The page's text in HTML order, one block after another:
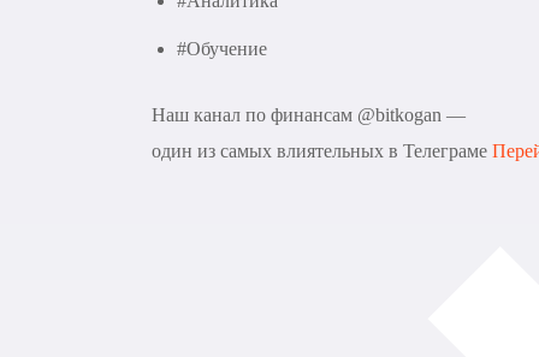
#Обучение
Наш канал по финансам @bitkogan —
один из самых влиятельных в Телеграме